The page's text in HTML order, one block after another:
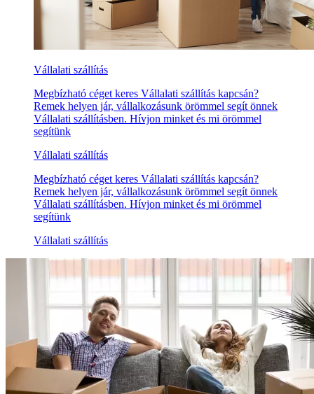
Vállalati szállítás
Megbízható céget keres Vállalati szállítás kapcsán?
Remek helyen jár, vállalkozásunk örömmel segít önnek
Vállalati szállításben. Hívjon minket és mi örömmel
segítünk
Vállalati szállítás
Megbízható céget keres Vállalati szállítás kapcsán?
Remek helyen jár, vállalkozásunk örömmel segít önnek
Vállalati szállításben. Hívjon minket és mi örömmel
segítünk
Vállalati szállítás